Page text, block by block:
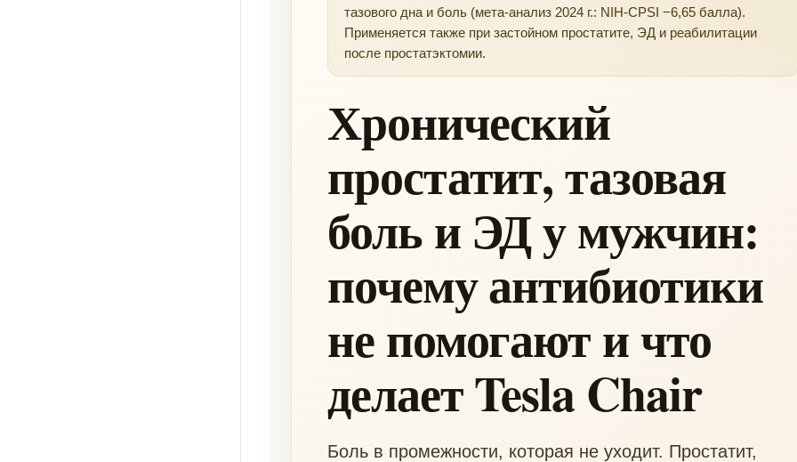
тазового дна и боль (мета-анализ 2024 г.: NIH-CPSI −6,65 балла).
Применяется также при застойном простатите, ЭД и реабилитации
после простатэктомии.
Хронический
простатит, тазовая
боль и ЭД у мужчин:
почему антибиотики
не помогают и что
делает Tesla Chair
Боль в промежности, которая не уходит. Простатит,